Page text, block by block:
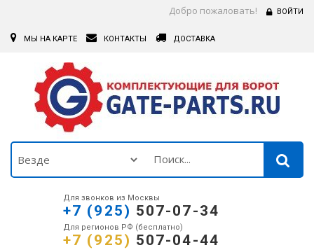
Добро пожаловать! ВОЙТИ
МЫ НА КАРТЕ КОНТАКТЫ ДОСТАВКА
Для звонков из Москвы
+7 (925) 507-07-34
Для регионов РФ (бесплатно)
+7 (925) 507-04-44